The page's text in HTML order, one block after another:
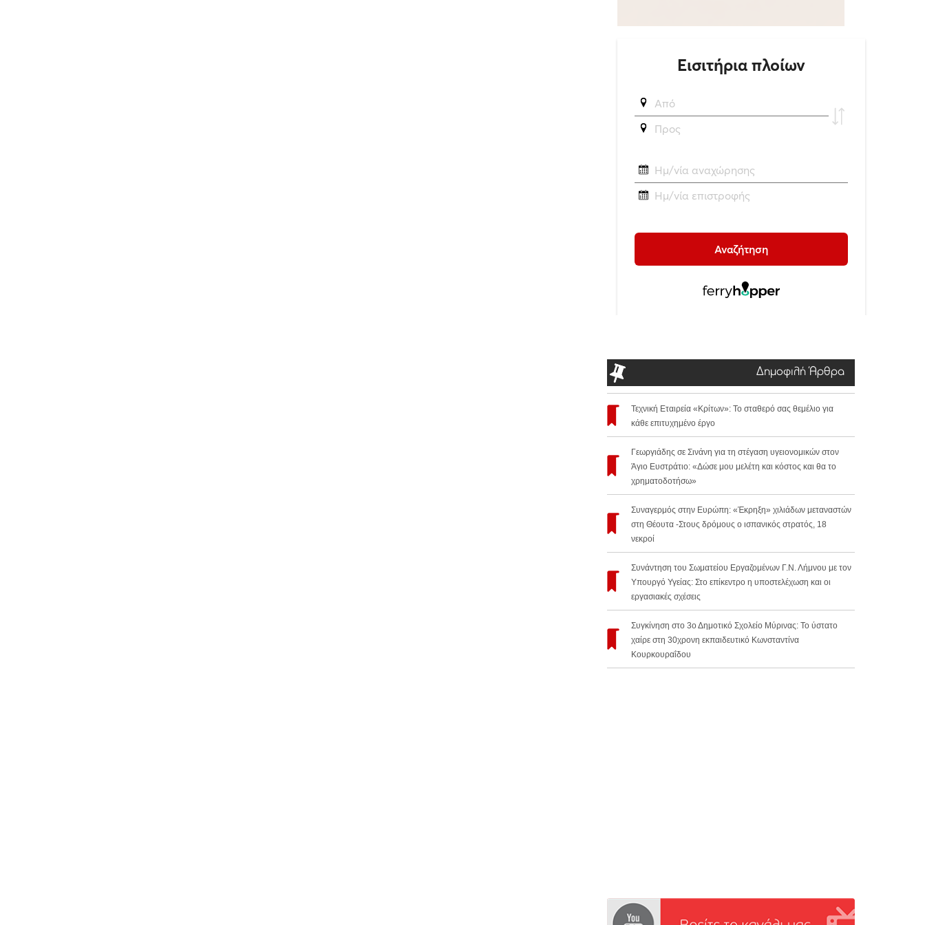
Δημοφιλή Άρθρα
Τεχνική Εταιρεία «Κρίτων»: Το σταθερό σας θεμέλιο για
κάθε επιτυχημένο έργο
Γεωργιάδης σε Σινάνη για τη στέγαση υγειονομικών στον
Άγιο Ευστράτιο: «Δώσε μου μελέτη και κόστος και θα το
χρηματοδοτήσω»
Συναγερμός στην Ευρώπη: «Έκρηξη» χιλιάδων μεταναστών
στη Θέουτα -Στους δρόμους ο ισπανικός στρατός, 18
νεκροί
Συνάντηση του Σωματείου Εργαζομένων Γ.Ν. Λήμνου με τον
Υπουργό Υγείας: Στο επίκεντρο η υποστελέχωση και οι
εργασιακές σχέσεις
Συγκίνηση στο 3ο Δημοτικό Σχολείο Μύρινας: Το ύστατο
χαίρε στη 30χρονη εκπαιδευτικό Κωνσταντίνα
Κουρκουραΐδου